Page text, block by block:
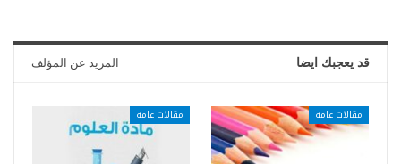
قد يعجبك ايضا المزيد عن المؤلف
مقالات عامة مقالات عامة